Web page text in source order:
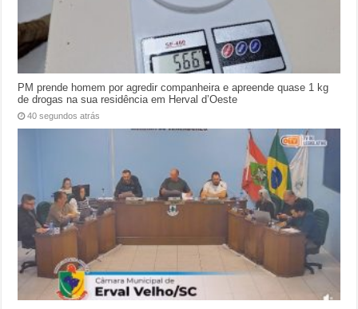
PM prende homem por agredir companheira e apreende quase 1 kg
de drogas na sua residência em Herval d’Oeste
40 segundos atrás